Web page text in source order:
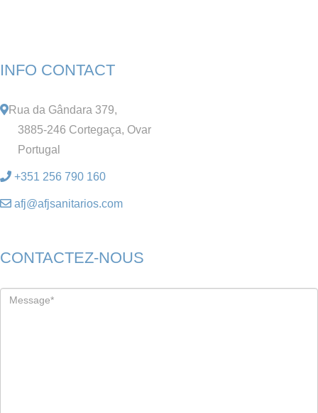
INFO CONTACT
Rua da Gândara 379,
3885-246 Cortegaça, Ovar
Portugal
+351 256 790 160
afj@afjsanitarios.com
CONTACTEZ-NOUS